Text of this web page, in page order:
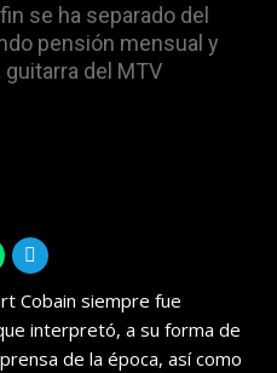
se ha separado del
pensión mensual y
del MTV
Cobain siempre fue
interpretó, a su forma de
de la época, así como